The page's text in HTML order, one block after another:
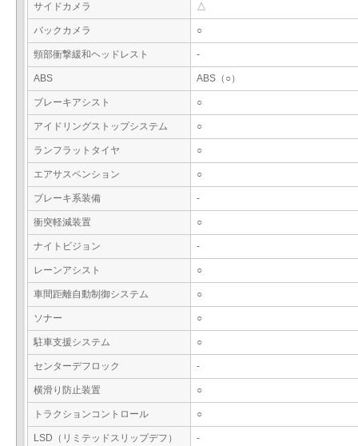
サイドカメラ △
バックカメラ ○
頸部衝撃緩和ヘッドレスト -
ABS ABS（○）
ブレーキアシスト ○
アイドリングストップシステム ○
ランフラットタイヤ ○
エアサスペンション ○
ブレーキ系装備 -
衝突軽減装置 ○
ナイトビジョン -
レーンアシスト ○
車間距離自動制御システム ○
ソナー ○
駐車支援システム ○
センターデフロック -
横滑り防止装置 ○
トラクションコントロール ○
LSD（リミテッドスリップデフ） -